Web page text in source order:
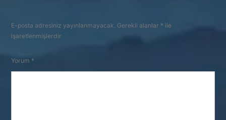
E-posta adresiniz yayınlanmayacak. Gerekli alanlar * ile
işaretlenmişlerdir
Yorum *